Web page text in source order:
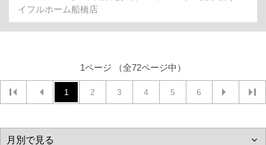
イフルホーム船橋店
1ページ （全72ページ中）
1 2 3 4 5 6